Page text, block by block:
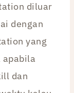
diluar
dengan
yang
apabila
dan